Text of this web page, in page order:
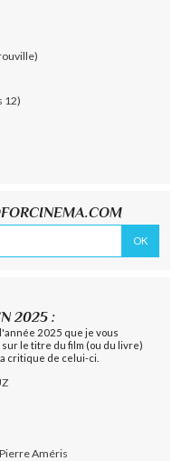
12)
2025 :
2025 que je vous
le titre du film (ou du livre)
critique de celui-ci.
Améris